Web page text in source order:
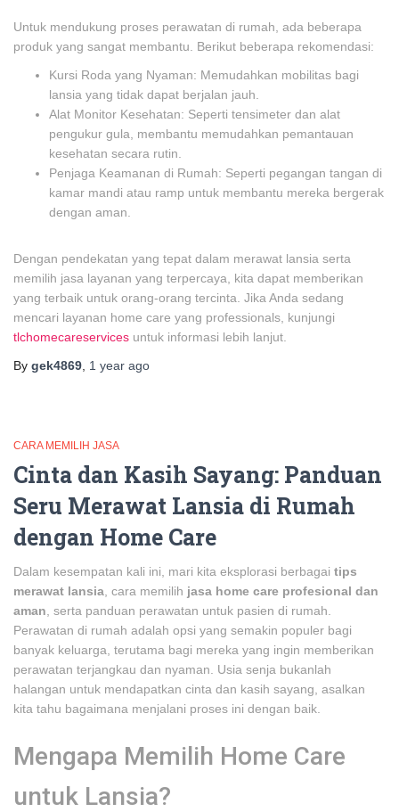
Untuk mendukung proses perawatan di rumah, ada beberapa
produk yang sangat membantu. Berikut beberapa rekomendasi:
Kursi Roda yang Nyaman: Memudahkan mobilitas bagi
lansia yang tidak dapat berjalan jauh.
Alat Monitor Kesehatan: Seperti tensimeter dan alat
pengukur gula, membantu memudahkan pemantauan
kesehatan secara rutin.
Penjaga Keamanan di Rumah: Seperti pegangan tangan di
kamar mandi atau ramp untuk membantu mereka bergerak
dengan aman.
Dengan pendekatan yang tepat dalam merawat lansia serta
memilih jasa layanan yang terpercaya, kita dapat memberikan
yang terbaik untuk orang-orang tercinta. Jika Anda sedang
mencari layanan home care yang professionals, kunjungi
tlchomecareservices untuk informasi lebih lanjut.
By gek4869 1 year ago
CARA MEMILIH JASA
Cinta dan Kasih Sayang: Panduan
Seru Merawat Lansia di Rumah
dengan Home Care
Dalam kesempatan kali ini, mari kita eksplorasi berbagai tips
merawat lansia , cara memilih jasa home care profesional dan
aman , serta panduan perawatan untuk pasien di rumah.
Perawatan di rumah adalah opsi yang semakin populer bagi
banyak keluarga, terutama bagi mereka yang ingin memberikan
perawatan terjangkau dan nyaman. Usia senja bukanlah
halangan untuk mendapatkan cinta dan kasih sayang, asalkan
kita tahu bagaimana menjalani proses ini dengan baik.
Mengapa Memilih Home Care
untuk Lansia?